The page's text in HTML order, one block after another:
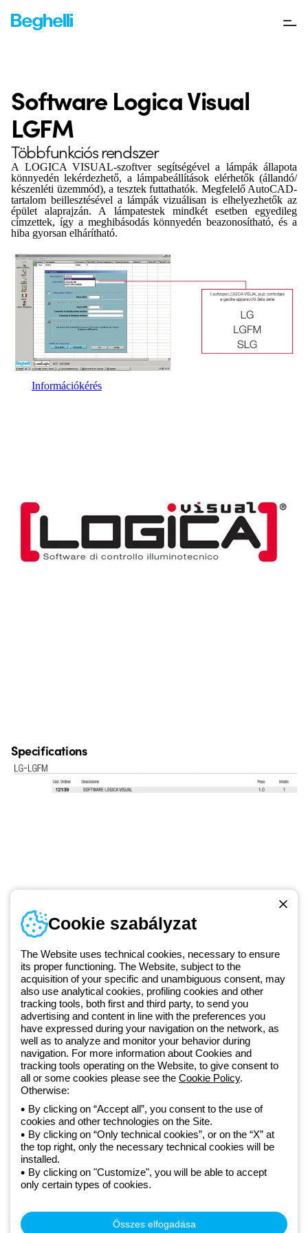
Software Logica Visual
LGFM
Többfunkciós rendszer
A LOGICA VISUAL-szoftver segítségével a lámpák állapota
könnyedén lekérdezhető, a lámpabeállítások elérhetők (állandó/
készenléti üzemmód), a tesztek futtathatók. Megfelelő AutoCAD-
tartalom beillesztésével a lámpák vizuálisan is elhelyezhetők az
épület alaprajzán. A lámpatestek mindkét esetben egyedileg
címzettek, így a meghibásodás könnyedén beazonosítható, és a
hiba gyorsan elhárítható.
Információkérés
Specifications
Since 2025, Beghelli has been part of the GEWISS Group, within the
GEWISS LightZone ecosystem, where we develop integrated
lighting solutions that transform complexity into simplicity, supporting
professionals and end users in meeting their needs. Discover more
about GEWISS
Telefonszám
Hétfőtől-péntekig: 8.00-16.30
1 951 3194
Adatvédelmi szabályzat
Cookie szabályzat
Általános szerződési feltételek
Minden szabályzat
Accessibility
Credits
to the direction and coordination of Gewiss S.p.A. - P.IVA (IT)
Cookie szabályzat
The Website uses technical cookies, necessary to ensure
its proper functioning. The Website, subject to the
acquisition of your specific and unambiguous consent, may
also use analytical cookies, profiling cookies and other
tracking tools, both first and third party, to send you
advertising and content in line with the preferences you
have expressed during your navigation on the network, as
well as to analyze and monitor your behavior during
navigation. For more information about Cookies and
tracking tools operating on the Website, to give consent to
all or some cookies please see the Cookie Policy.
Otherwise:
By clicking on “Accept all”, you consent to the use of
cookies and other technologies on the Site.
By clicking on “Only technical cookies”, or on the “X” at
the top right, only the necessary technical cookies will be
installed.
By clicking on "Customize", you will be able to accept
only certain types of cookies.
Összes elfogadása